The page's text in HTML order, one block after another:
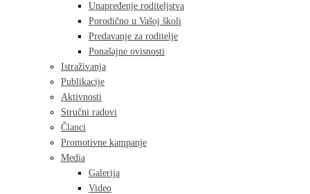
Unapređenje roditeljstva
Porodično u Vašoj školi
Predavanje za roditelje
Ponašajne ovisnosti
Istraživanja
Publikacije
Aktivnosti
Stručni radovi
Članci
Promotivne kampanje
Media
Galerija
Video